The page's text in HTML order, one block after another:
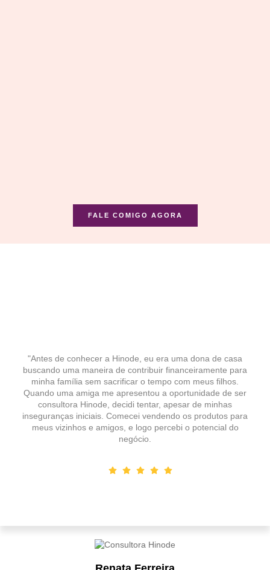
FALE COMIGO AGORA
"Antes de conhecer a Hinode, eu era uma dona de casa
buscando uma maneira de contribuir financeiramente para
minha família sem sacrificar o tempo com meus filhos.
Quando uma amiga me apresentou a oportunidade de ser
consultora Hinode, decidi tentar, apesar de minhas
inseguranças iniciais. Comecei vendendo os produtos para
meus vizinhos e amigos, e logo percebi o potencial do
negócio.